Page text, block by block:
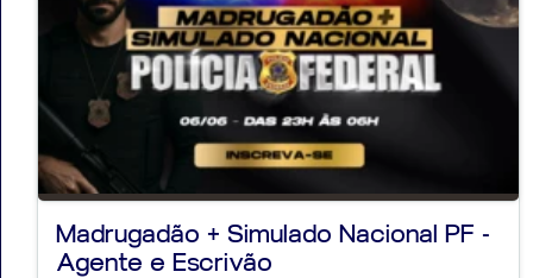
Madrugadão + Simulado Nacional PF -
Agente e Escrivão